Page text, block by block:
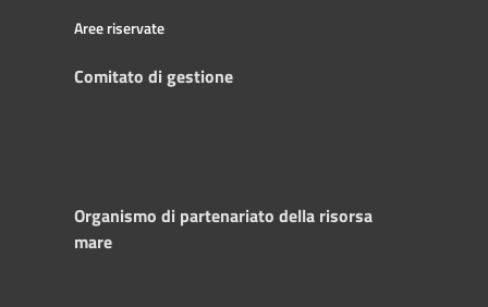
Aree riservate
Comitato di gestione
Organismo di partenariato della risorsa
mare